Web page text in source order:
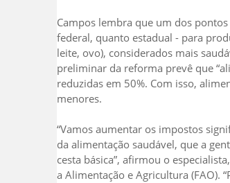
Campos lembra que um dos
federal, quanto estadual - para
leite, ovo), considerados mais
preliminar da reforma prevê que
reduzidas em 50%. Com isso,
menores.
“Vamos aumentar os impostos
da alimentação saudável, que a
cesta básica”, afirmou o
a Alimentação e Agricultura (FAO).